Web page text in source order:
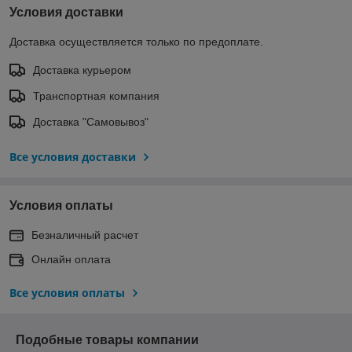
Условия доставки
Доставка осуществляется только по предоплате.
Доставка курьером
Транспортная компания
Доставка "Самовывоз"
Все условия доставки
Условия оплаты
Безналичный расчет
Онлайн оплата
Все условия оплаты
Подобные товары компании